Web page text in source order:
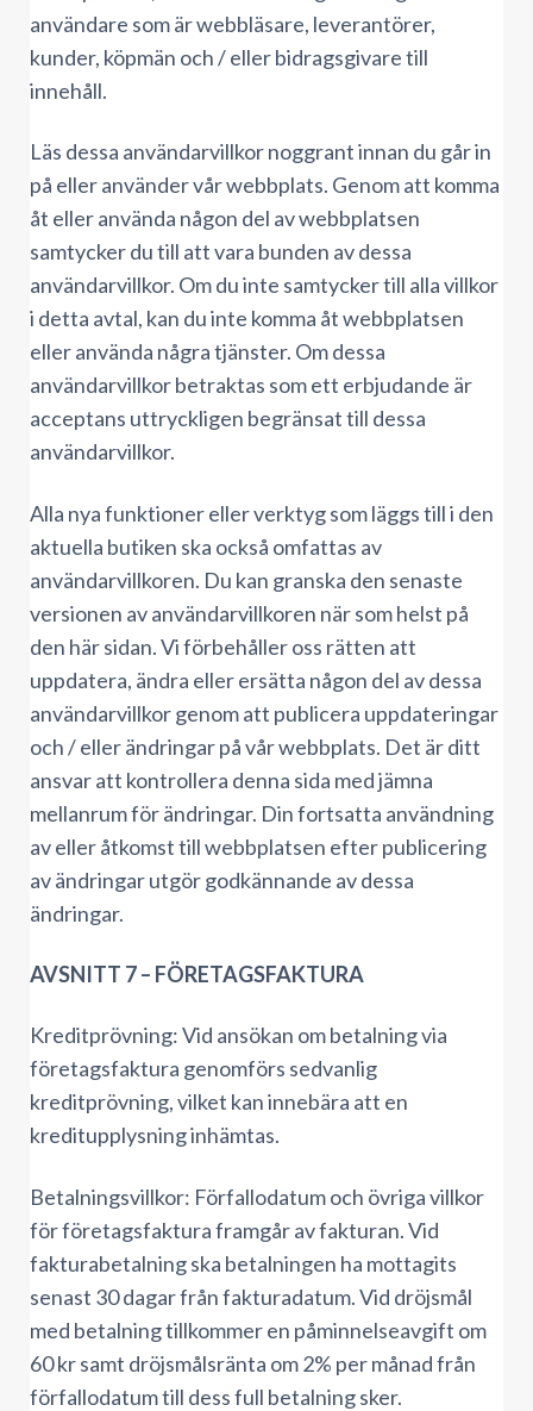
användare som är webbläsare, leverantörer,
kunder, köpmän och / eller bidragsgivare till
innehåll.
Läs dessa användarvillkor noggrant innan du går in
på eller använder vår webbplats. Genom att komma
åt eller använda någon del av webbplatsen
samtycker du till att vara bunden av dessa
användarvillkor. Om du inte samtycker till alla villkor
i detta avtal, kan du inte komma åt webbplatsen
eller använda några tjänster. Om dessa
användarvillkor betraktas som ett erbjudande är
acceptans uttryckligen begränsat till dessa
användarvillkor.
Alla nya funktioner eller verktyg som läggs till i den
aktuella butiken ska också omfattas av
användarvillkoren. Du kan granska den senaste
versionen av användarvillkoren när som helst på
den här sidan. Vi förbehåller oss rätten att
uppdatera, ändra eller ersätta någon del av dessa
användarvillkor genom att publicera uppdateringar
och / eller ändringar på vår webbplats. Det är ditt
ansvar att kontrollera denna sida med jämna
mellanrum för ändringar. Din fortsatta användning
av eller åtkomst till webbplatsen efter publicering
av ändringar utgör godkännande av dessa
ändringar.
AVSNITT 7 – FÖRETAGSFAKTURA
Kreditprövning: Vid ansökan om betalning via
företagsfaktura genomförs sedvanlig
kreditprövning, vilket kan innebära att en
kreditupplysning inhämtas.
Betalningsvillkor: Förfallodatum och övriga villkor
för företagsfaktura framgår av fakturan. Vid
fakturabetalning ska betalningen ha mottagits
senast 30 dagar från fakturadatum. Vid dröjsmål
med betalning tillkommer en påminnelseavgift om
60 kr samt dröjsmålsränta om 2% per månad från
förfallodatum till dess full betalning sker.